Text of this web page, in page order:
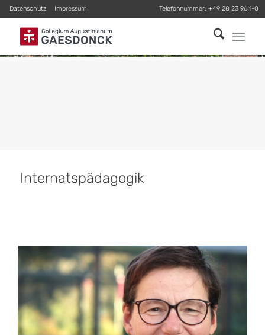
Datenschutz Impressum Telefonnummer: +49 28 23 96 1-0
Internatspädagogik